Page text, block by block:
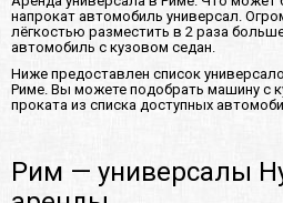
напрокат автомобиль универсал.
лёгкостью разместить в 2 раза
автомобиль с кузовом седан.
Ниже предоставлен список
Риме. Вы можете подобрать машину с
проката из списка доступных
Рим — универсалы